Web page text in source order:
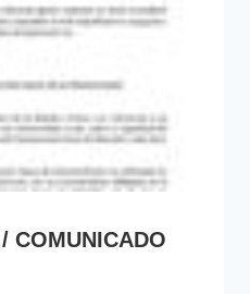
COMUNICADO